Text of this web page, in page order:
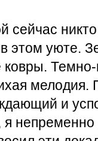
сейчас
этом уюте.
и
непременно